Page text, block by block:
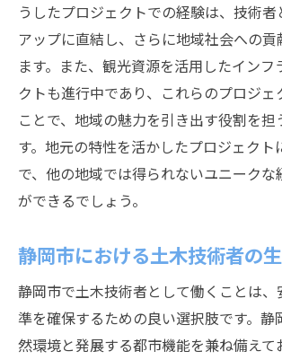
うしたプロジェクトでの経験は、技術
アップに直結し、さらに地域社会への貢
ます。また、観光資源を活用したインフ
クトも進行中であり、これらのプロジェ
ことで、地域の魅力を引き出す役割を担
す。地元の特性を活かしたプロジェクト
で、他の地域では得られないユニークな
ができるでしょう。
静岡市における土木技術者の
静岡市で土木技術者として働くことは
準を確保するための良い選択肢です。静
然環境と発展する都市機能を兼ね備えて